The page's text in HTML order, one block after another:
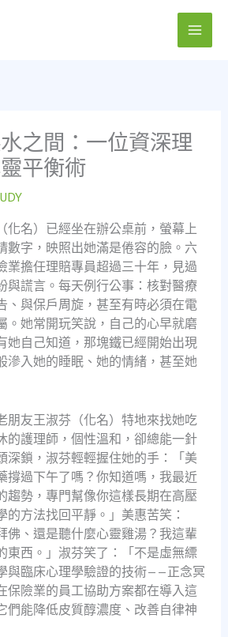
之間：一位資深理
平衡術
化名）已經坐在辦公桌前，螢幕上
數字，映照出她滿是倦容的臉。六
業擔任理賠專員超過三十年，見過
與謊言。每天例行公事：核對醫療
、與保戶周旋，甚至有時必須在電
。她常開玩笑說，自己的心早就磨
她自己知道，那塊鐵已經開始出現
滲入她的睡眠、她的情緒，甚至她
朋友王淑芬（化名）特地來找她吃
的護理師，個性溫和，卻總能一針
深鎖，淑芬輕輕握住她的手：「美
撐過下午了嗎？你知道嗎，我最近
趨勢，專門幫像你這樣長期在高壓
的方法找回平靜。」美惠苦笑：
佛、還是聽什麼心靈雞湯？我這輩
東西。」淑芬笑了：「不是虛無縹
與臨床心理學驗證的技術——正念冥
保險業的員工協助方案都在導入這
們能降低皮質醇濃度、改善自律神